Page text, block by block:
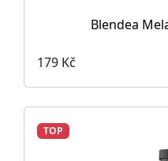
Blendea
179 Kč
TOP